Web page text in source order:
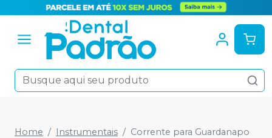
Home Instrumentais Corrente para Guardanapo